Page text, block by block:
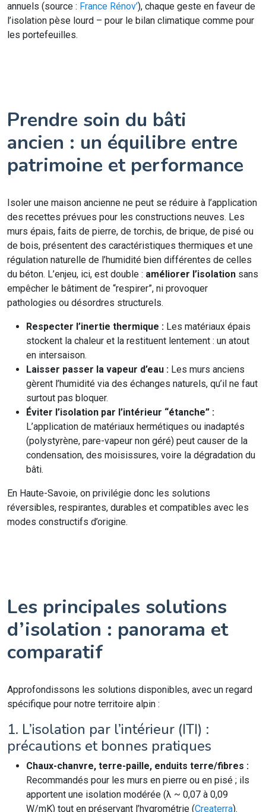
annuels (source : France Rénov’), chaque geste en faveur de
l’isolation pèse lourd – pour le bilan climatique comme pour
les portefeuilles.
Prendre soin du bâti
ancien : un équilibre entre
patrimoine et performance
Isoler une maison ancienne ne peut se réduire à l’application
des recettes prévues pour les constructions neuves. Les
murs épais, faits de pierre, de torchis, de brique, de pisé ou
de bois, présentent des caractéristiques thermiques et une
régulation naturelle de l’humidité bien différentes de celles
du béton. L’enjeu, ici, est double : améliorer l’isolation sans
empêcher le bâtiment de “respirer”, ni provoquer
pathologies ou désordres structurels.
Respecter l’inertie thermique : Les matériaux épais
stockent la chaleur et la restituent lentement : un atout
en intersaison.
Laisser passer la vapeur d’eau : Les murs anciens
gèrent l’humidité via des échanges naturels, qu’il ne faut
surtout pas bloquer.
Éviter l’isolation par l’intérieur “étanche” :
L’application de matériaux hermétiques ou inadaptés
(polystyrène, pare-vapeur non géré) peut causer de la
condensation, des moisissures, voire la dégradation du
bâti.
En Haute-Savoie, on privilégie donc les solutions
réversibles, respirantes, durables et compatibles avec les
modes constructifs d’origine.
Les principales solutions
d’isolation : panorama et
comparatif
Approfondissons les solutions disponibles, avec un regard
spécifique pour notre territoire alpin :
1. L’isolation par l’intérieur (ITI) :
précautions et bonnes pratiques
Chaux-chanvre, terre-paille, enduits terre/fibres :
Recommandés pour les murs en pierre ou en pisé ; ils
apportent une isolation modérée (λ ~ 0,07 à 0,09
W/mK) tout en préservant l’hygrométrie (Createrra).